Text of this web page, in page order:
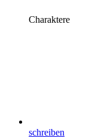
Charaktere
schreiben